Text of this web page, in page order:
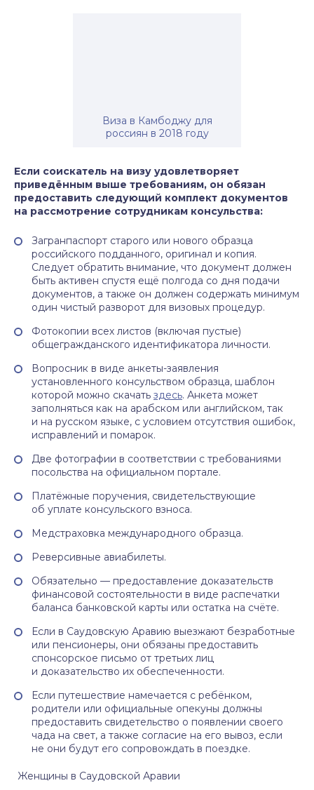
Виза в Камбоджу для
россиян в 2018 году
Если соискатель на визу удовлетворяет
приведённым выше требованиям, он обязан
предоставить следующий комплект документов
на рассмотрение сотрудникам консульства:
Загранпаспорт старого или нового образца
российского подданного, оригинал и копия.
Следует обратить внимание, что документ должен
быть активен спустя ещё полгода со дня подачи
документов, а также он должен содержать минимум
один чистый разворот для визовых процедур.
Фотокопии всех листов (включая пустые)
общегражданского идентификатора личности.
Вопросник в виде анкеты-заявления
установленного консульством образца, шаблон
которой можно скачать здесь. Анкета может
заполняться как на арабском или английском, так
и на русском языке, с условием отсутствия ошибок,
исправлений и помарок.
Две фотографии в соответствии с требованиями
посольства на официальном портале.
Платёжные поручения, свидетельствующие
об уплате консульского взноса.
Медстраховка международного образца.
Реверсивные авиабилеты.
Обязательно — предоставление доказательств
финансовой состоятельности в виде распечатки
баланса банковской карты или остатка на счёте.
Если в Саудовскую Аравию выезжают безработные
или пенсионеры, они обязаны предоставить
спонсорское письмо от третьих лиц
и доказательство их обеспеченности.
Если путешествие намечается с ребёнком,
родители или официальные опекуны должны
предоставить свидетельство о появлении своего
чада на свет, а также согласие на его вывоз, если
не они будут его сопровождать в поездке.
Женщины в Саудовской Аравии